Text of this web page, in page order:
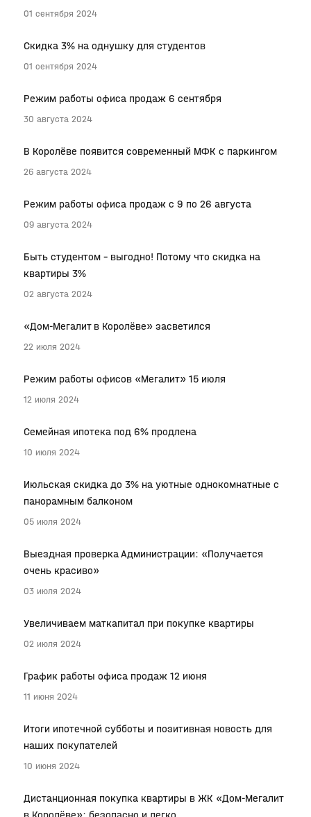
01 сентября 2024
Скидка 3% на однушку для студентов
01 сентября 2024
Режим работы офиса продаж 6 сентября
30 августа 2024
В Королёве появится современный МФК с паркингом
26 августа 2024
Режим работы офиса продаж с 9 по 26 августа
09 августа 2024
Быть студентом – выгодно! Потому что скидка на
квартиры 3%
02 августа 2024
«Дом-Мегалит в Королёве» засветился
22 июля 2024
Режим работы офисов «Мегалит» 15 июля
12 июля 2024
Семейная ипотека под 6% продлена
10 июля 2024
Июльская скидка до 3% на уютные однокомнатные с
панорамным балконом
05 июля 2024
Выездная проверка Администрации: «Получается
очень красиво»
03 июля 2024
Увеличиваем маткапитал при покупке квартиры
02 июля 2024
График работы офиса продаж 12 июня
11 июня 2024
Итоги ипотечной субботы и позитивная новость для
наших покупателей
10 июня 2024
Дистанционная покупка квартиры в ЖК «Дом-Мегалит